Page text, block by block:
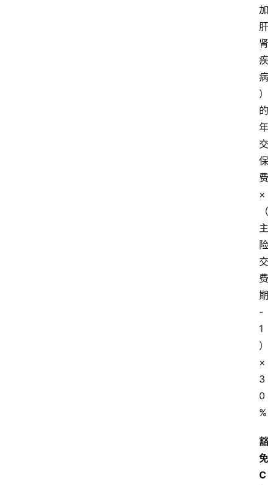
加
肝
肾
疾
病
）
的
年
交
保
费
×
（
主
险
交
费
期
-
1
）
×
3
0
%
豁
免
C